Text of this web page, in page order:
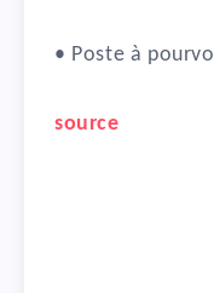
• Poste à
source